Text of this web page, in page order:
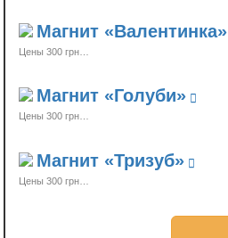
Магнит «Валентинка»
Цены 300 грн…
Магнит «Голуби»
Цены 300 грн…
Магнит «Тризуб»
Цены 300 грн…